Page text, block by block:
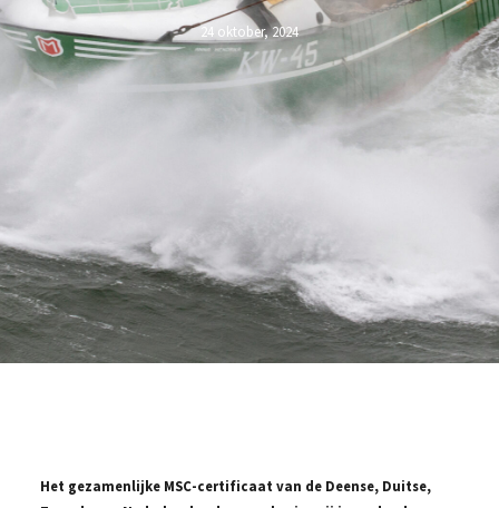
24 oktober, 2024
Het gezamenlijke MSC-certificaat van de Deense, Duitse,